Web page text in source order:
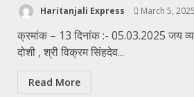
Haritanjali Express March 5, 2025
क्रमांक – 13 दिनांक :- 05.03.2025 जय
दोशी , श्री विक्रम सिंहदेव...
Read More